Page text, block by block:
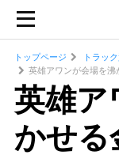
トップページ
トラッ
英雄アワンが会場を沸
英雄ア
かせる